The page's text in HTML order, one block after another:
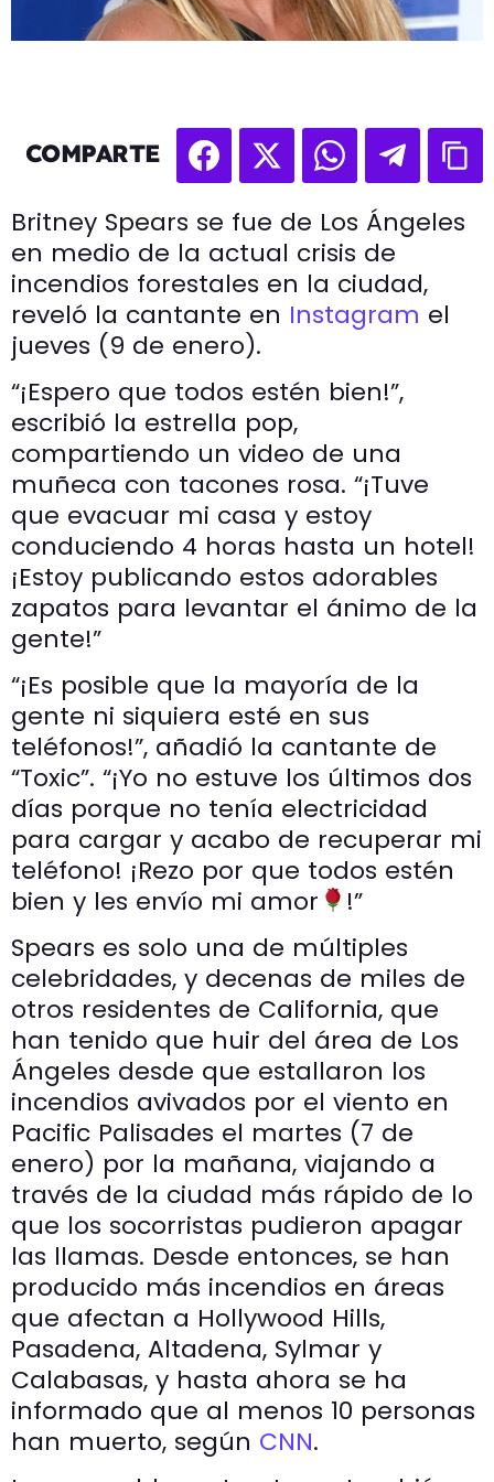
COMPARTE
Britney Spears se fue de Los Ángeles
en medio de la actual crisis de
incendios forestales en la ciudad,
reveló la cantante en Instagram el
jueves (9 de enero).
“¡Espero que todos estén bien!”,
escribió la estrella pop,
compartiendo un video de una
muñeca con tacones rosa. “¡Tuve
que evacuar mi casa y estoy
conduciendo 4 horas hasta un hotel!
¡Estoy publicando estos adorables
zapatos para levantar el ánimo de la
gente!”
“¡Es posible que la mayoría de la
gente ni siquiera esté en sus
teléfonos!”, añadió la cantante de
“Toxic”. “¡Yo no estuve los últimos dos
días porque no tenía electricidad
para cargar y acabo de recuperar mi
teléfono! ¡Rezo por que todos estén
bien y les envío mi amor
!”
Spears es solo una de múltiples
celebridades, y decenas de miles de
otros residentes de California, que
han tenido que huir del área de Los
Ángeles desde que estallaron los
incendios avivados por el viento en
Pacific Palisades el martes (7 de
enero) por la mañana, viajando a
través de la ciudad más rápido de lo
que los socorristas pudieron apagar
las llamas. Desde entonces, se han
producido más incendios en áreas
que afectan a Hollywood Hills,
Pasadena, Altadena, Sylmar y
Calabasas, y hasta ahora se ha
informado que al menos 10 personas
han muerto, según CNN.